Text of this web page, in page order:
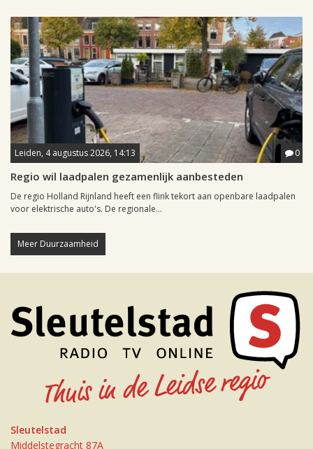
Leiden, 4 augustus 2026, 14:13 0
Regio wil laadpalen gezamenlijk aanbesteden
De regio Holland Rijnland heeft een flink tekort aan openbare laadpalen
voor elektrische auto's. De regionale...
Meer Duurzaamheid
Sleutelstad
Middelstegracht 87A